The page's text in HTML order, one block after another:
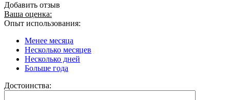
Добавить отзыв
Ваша оценка:
Опыт использования:
Менее месяца
Несколько месяцев
Несколько дней
Больше года
Достоинства: